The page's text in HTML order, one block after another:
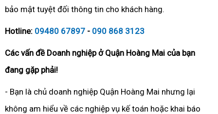
bảo mật tuyệt đối thông tin cho khách hàng.
Hotline: 09480 67897 - 090 868 3123
Các vấn đề Doanh nghiệp ở Quận Hoàng Mai của bạn
đang gặp phải!
- Bạn là chủ doanh nghiệp Quận Hoàng Mai nhưng lại
không am hiểu về các nghiệp vụ kế toán hoặc khai báo